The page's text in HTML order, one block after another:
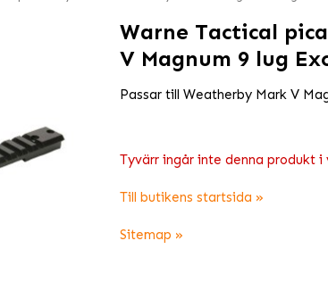
Warne Tactical
V Magnum 9 lug
Passar till Weatherby Mark V
Tyvärr ingår inte denna produkt
Till butikens startsida »
Sitemap »